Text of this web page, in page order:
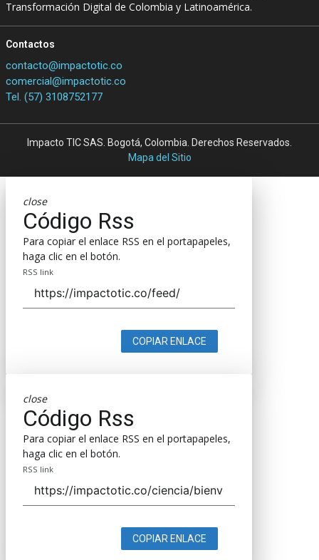
Transformación Digital de Colombia y Latinoamérica.
Contactos
contacto@impactotic.co
comercial@impactotic.co
Tel. (57) 3108752177
Impacto TIC SAS. Bogotá, Colombia. Derechos Reservados.
Mapa del Sitio
close
Código Rss
Para copiar el enlace RSS en el portapapeles,
haga clic en el botón.
RSS link
COPIAR ENLACE
close
Código Rss
Para copiar el enlace RSS en el portapapeles,
haga clic en el botón.
RSS link
COPIAR ENLACE